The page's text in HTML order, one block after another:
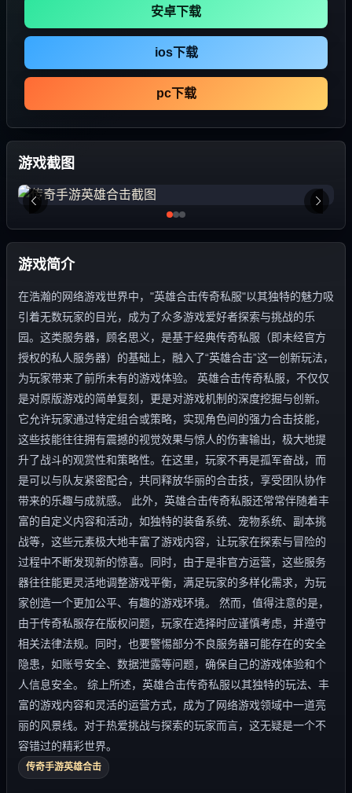
安卓下载
ios下载
pc下载
游戏截图
游戏简介
在浩瀚的网络游戏世界中，"英雄合击传奇私服"以其独特的魅力吸
引着无数玩家的目光，成为了众多游戏爱好者探索与挑战的乐
园。这类服务器，顾名思义，是基于经典传奇私服（即未经官方
授权的私人服务器）的基础上，融入了“英雄合击”这一创新玩法，
为玩家带来了前所未有的游戏体验。 英雄合击传奇私服，不仅仅
是对原版游戏的简单复刻，更是对游戏机制的深度挖掘与创新。
它允许玩家通过特定组合或策略，实现角色间的强力合击技能，
这些技能往往拥有震撼的视觉效果与惊人的伤害输出，极大地提
升了战斗的观赏性和策略性。在这里，玩家不再是孤军奋战，而
是可以与队友紧密配合，共同释放华丽的合击技，享受团队协作
带来的乐趣与成就感。 此外，英雄合击传奇私服还常常伴随着丰
富的自定义内容和活动，如独特的装备系统、宠物系统、副本挑
战等，这些元素极大地丰富了游戏内容，让玩家在探索与冒险的
过程中不断发现新的惊喜。同时，由于是非官方运营，这些服务
器往往能更灵活地调整游戏平衡，满足玩家的多样化需求，为玩
家创造一个更加公平、有趣的游戏环境。 然而，值得注意的是，
由于传奇私服存在版权问题，玩家在选择时应谨慎考虑，并遵守
相关法律法规。同时，也要警惕部分不良服务器可能存在的安全
隐患，如账号安全、数据泄露等问题，确保自己的游戏体验和个
人信息安全。 综上所述，英雄合击传奇私服以其独特的玩法、丰
富的游戏内容和灵活的运营方式，成为了网络游戏领域中一道亮
丽的风景线。对于热爱挑战与探索的玩家而言，这无疑是一个不
容错过的精彩世界。
传奇手游英雄合击